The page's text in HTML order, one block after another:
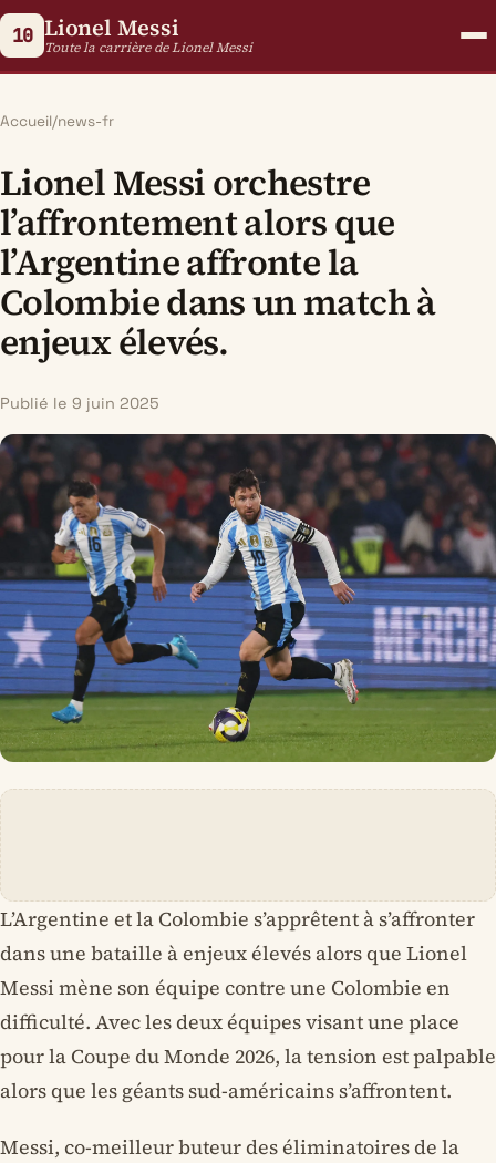
10 Lionel Messi
Toute la carrière de Lionel Messi
Accueil/news-fr
Lionel Messi orchestre
l’affrontement alors que
l’Argentine affronte la
Colombie dans un match à
enjeux élevés.
Publié le 9 juin 2025
L’Argentine et la Colombie s’apprêtent à s’affronter
dans une bataille à enjeux élevés alors que Lionel
Messi mène son équipe contre une Colombie en
difficulté. Avec les deux équipes visant une place
pour la Coupe du Monde 2026, la tension est palpable
alors que les géants sud-américains s’affrontent.
Messi, co-meilleur buteur des éliminatoires de la